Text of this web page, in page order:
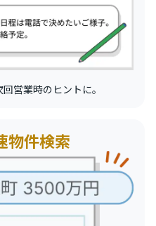
営業時のヒントに。
物件検索